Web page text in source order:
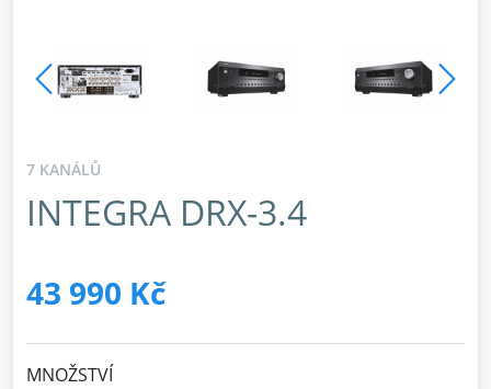
7 KANÁLŮ
INTEGRA DRX-3.4
43 990 Kč
MNOŽSTVÍ